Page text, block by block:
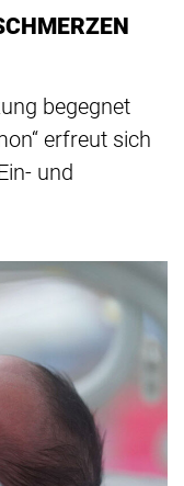
begegnet
erfreut sich
und